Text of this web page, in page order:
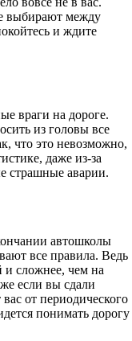
выбирают между
и ждите
враги на дороге.
из головы все
что это невозможно,
даже из-за
страшные аварии.
автошколы
все правила. Ведь
и сложнее, чем на
если вы сдали
от периодического
понимать дорогу